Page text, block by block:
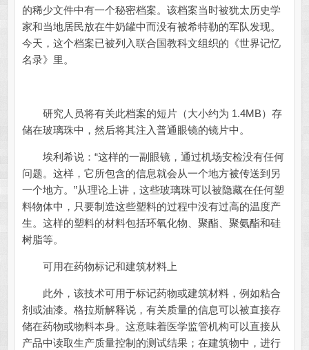
的稀少文件中有一个秘密档案。该档案当时被犹太历史学
家和当地居民放在牛奶罐中而没有被希特勒的军队发现。
今天，这个档案已被列入联合国教科文组织的《世界记忆
名录》里。
研究人员将有关此档案的短片（大小约为 1.4MB）存
储在玻璃珠中，然后将其注入普通眼镜的镜片中。
埃利希说：“这样的一副眼镜，通过机场安检没有任何
问题。这样，它所包含的信息就会从一个地方被传送到另
一个地方。”从理论上讲，这些玻璃珠可以被隐藏在任何塑
料物体中，只要制造这些塑料的过程中没有过高的温度产
生。这样的塑料的材料包括环氧化物、聚酯、聚氨酯和硅
树脂等。
可用在药物标记和建筑材料上
此外，该技术可用于标记药物或建筑材料，例如粘合
剂或油漆。格拉斯解释说，有关质量的信息可以被直接存
储在药物或物料本身。这意味着医学监管机构可以直接从
产品中读取生产质量控制的测试结果；在建筑物中，进行